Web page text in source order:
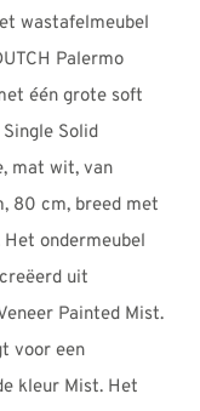
wastafelmeubel
Palermo
één grote soft
Solid
mat wit, van
80 cm, breed met
ondermeubel
uit
Painted Mist.
voor een
kleur Mist. Het